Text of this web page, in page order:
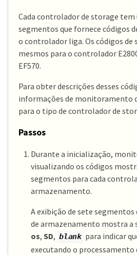
Cada controlador de storage tem
segmentos que fornece códigos
o controlador liga. Os códigos de
mesmos para o controlador
EF570.
Para obter descrições desses
informações de monitoramento
para o tipo de controlador de
Passos
Durante a inicialização,
visualizando os códigos
segmentos para cada
armazenamento.
A exibição de sete
de armazenamento mostra a
os, SD, blank para indicar
executando o processamento